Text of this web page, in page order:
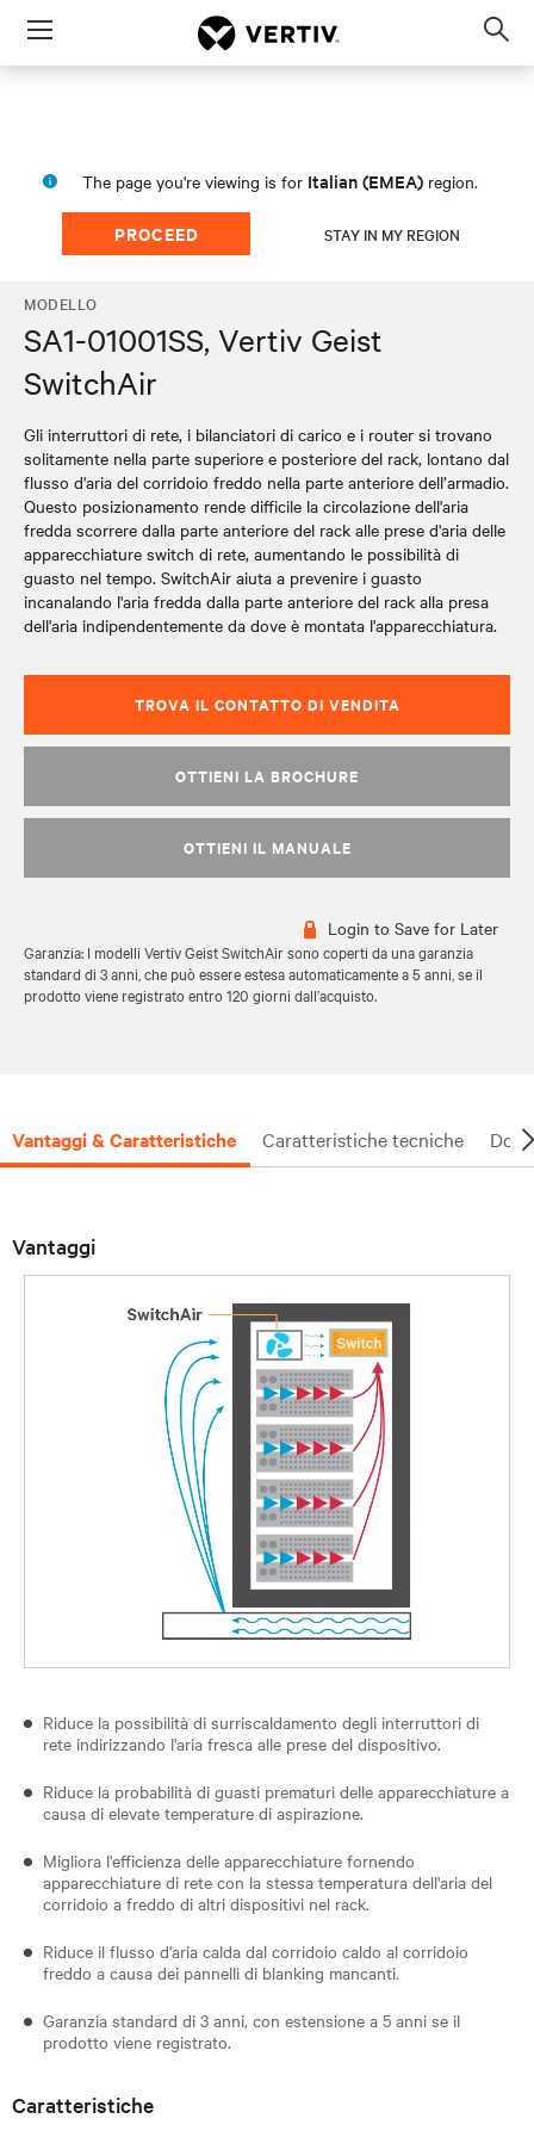
Menu
The page you're viewing is for Italian (EMEA) region.
PROCEED STAY IN MY REGION
MODELLO
SA1-01001SS, Vertiv Geist
SwitchAir
Gli interruttori di rete, i bilanciatori di carico e i router si trovano
solitamente nella parte superiore e posteriore del rack, lontano dal
flusso d'aria del corridoio freddo nella parte anteriore dell’armadio.
Questo posizionamento rende difficile la circolazione dell'aria
fredda scorrere dalla parte anteriore del rack alle prese d'aria delle
apparecchiature switch di rete, aumentando le possibilità di
guasto nel tempo. SwitchAir aiuta a prevenire i guasto
incanalando l'aria fredda dalla parte anteriore del rack alla presa
dell'aria indipendentemente da dove è montata l'apparecchiatura.
TROVA IL CONTATTO DI VENDITA
OTTIENI LA BROCHURE
OTTIENI IL MANUALE
Login to Save for Later
Garanzia: I modelli Vertiv Geist SwitchAir sono coperti da una garanzia
standard di 3 anni, che può essere estesa automaticamente a 5 anni, se il
prodotto viene registrato entro 120 giorni dall’acquisto.
Vantaggi & Caratteristiche Caratteristiche tecniche
Vantaggi
Riduce la possibilità di surriscaldamento degli interruttori di
rete indirizzando l'aria fresca alle prese del dispositivo.
Riduce la probabilità di guasti prematuri delle apparecchiature a
causa di elevate temperature di aspirazione.
Migliora l'efficienza delle apparecchiature fornendo
apparecchiature di rete con la stessa temperatura dell'aria del
corridoio a freddo di altri dispositivi nel rack.
Riduce il flusso d'aria calda dal corridoio caldo al corridoio
freddo a causa dei pannelli di blanking mancanti.
Garanzia standard di 3 anni, con estensione a 5 anni se il
prodotto viene registrato.
Caratteristiche